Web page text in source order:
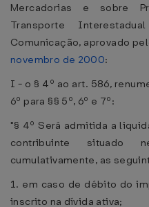
Mercadorias e sobre
Transporte
Comunicação, aprovado
novembro de 2000:
I - o § 4º ao art. 586,
6º para §§ 5º, 6º e 7º:
"§ 4º Será admitida a
contribuinte situado
cumulativamente, as
1. em caso de débito do
inscrito na dívida ativa;